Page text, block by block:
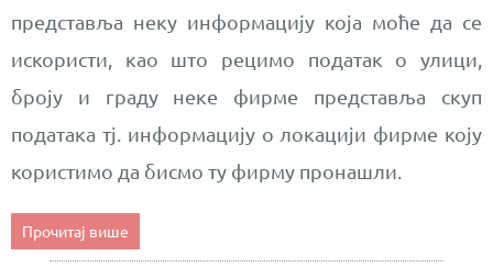
представља неку информацију која моће да се
искористи, као што рецимо податак о улици,
броју и граду неке фирме представља скуп
података тј. информацију о локацији фирме коју
користимо да бисмо ту фирму пронашли.
Прочитај више